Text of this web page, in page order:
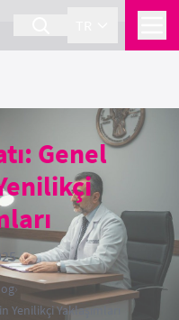
Genel
›
Yaklaşımları